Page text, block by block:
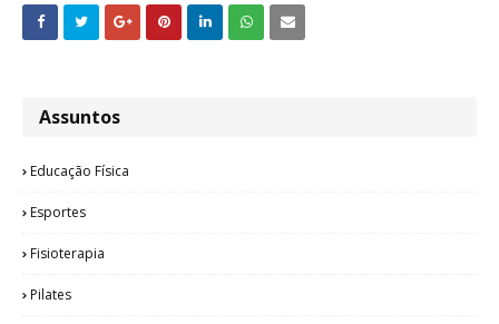
Assuntos
Educação Física
Esportes
Fisioterapia
Pilates